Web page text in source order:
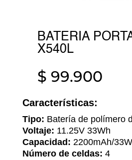
BATERIA
X540L
$ 99.900
Características:
Tipo: Batería de polímero
Voltaje: 11.25V 33Wh
Capacidad: 2200mAh/
Número de celdas: 4